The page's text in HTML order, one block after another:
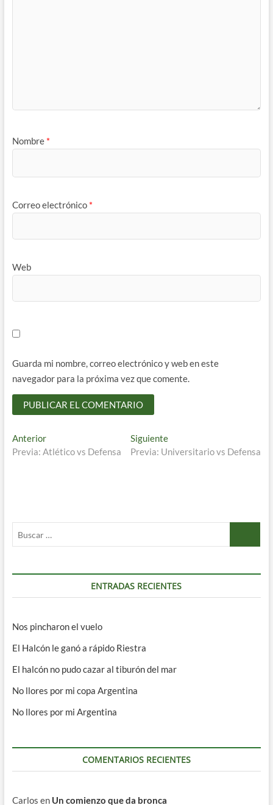
Nombre *
Correo electrónico *
Web
Guarda mi nombre, correo electrónico y web en este
navegador para la próxima vez que comente.
Navegación
de
AnteriorEntrada
anterior:
Previa: Atlético vs Defensa
SiguienteEntrada
siguiente:
Previa: Universitario vs Defensa
ENTRADAS RECIENTES
Nos pincharon el vuelo
El Halcón le ganó a rápido Riestra
El halcón no pudo cazar al tiburón del mar
No llores por mi copa Argentina
No llores por mi Argentina
COMENTARIOS RECIENTES
Carlos en Un comienzo que da bronca